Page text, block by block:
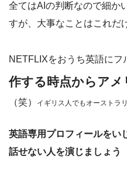
全てはAIの判断なので細か
すが、大事なことはこれだ
NETFLIXをおうち英語にフ
作する時点からア
（笑） イギリス人でもオーストラ
英語専用プロフィールをい
話せない人を演じましょう